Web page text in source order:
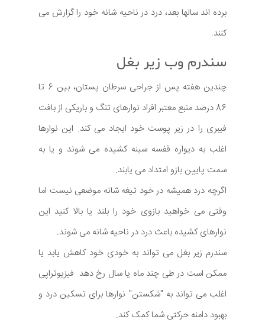
برده اند سالها بعد، درد در ناحیه شانه خود را گزارش می
کنند.
سندرم وب زیر بغل
چندین هفته پس از جراحی سرطان پستان، بین 6 تا
86 درصد منبع معتبر افراد نوارهای تنگ و باریکی از بافت
فیبری را در زیر پوست خود ایجاد می کند. این نوارها
اغلب به دیواره قفسه سینه کشیده می شوند و یا به
سمت پایین بازو امتداد می یابند.
اگرچه درد همیشه در خود تیغه شانه موضعی نیست اما
وقتی می خواهید بازوی خود را بلند یا بالا کنید این
نوارهای کشیده باعث درد در ناحیه شانه می شوند.
سندرم زیر بغل می تواند به خودی خود کاهش یابد یا
ممکن است در طی چند ماه یا سال رخ دهد. فیزیوتراپی
اغلب می تواند به "شکستن" نوارها برای تسکین درد و
بهبود دامنه حرکتی شما کمک کند.